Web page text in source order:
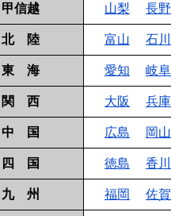
甲信越 山梨 長野
北 陸 富山 石川
東 海 愛知 岐阜
関 西 大阪 兵庫
中 国 広島 岡山
四 国 徳島 香川
九 州 福岡 佐賀